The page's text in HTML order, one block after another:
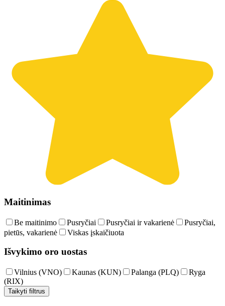
Maitinimas
Be maitinimo Pusryčiai Pusryčiai ir vakarienė
Pusryčiai,
pietūs, vakarienė
Viskas įskaičiuota
Išvykimo oro uostas
Vilnius (VNO) Kaunas (KUN) Palanga (PLQ)
Ryga
(RIX)
Taikyti filtrus